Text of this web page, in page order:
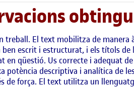
treball. El text mobilitza de
ben escrit i estructurat, i els títols
qüestió. Us correcte i adequat
potència descriptiva i analítica de
de força. El text utilitza un